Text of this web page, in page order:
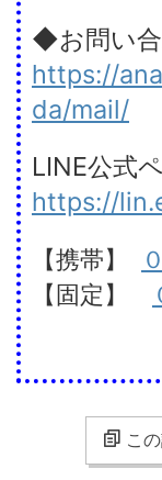
◆お問い
https://
da/mail/
LINE公式
https://
【携帯】
【固定】
こ